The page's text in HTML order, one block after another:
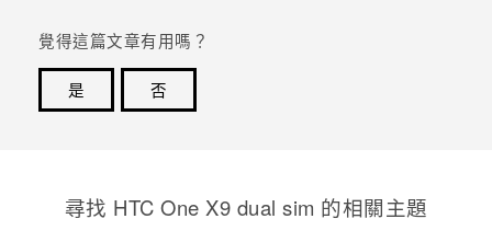
覺得這篇文章有用嗎？
是
否
尋找 HTC One X9 dual sim 的相關主題